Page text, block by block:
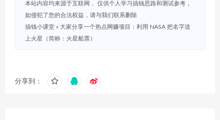
本站内容均来源于互联网， 仅供个人学习搞钱思路和测试参考，
如侵犯了您的合法权益，请与我们联系删除
搞钱小课堂 » 大家分享一个热点网赚项目：利用 NASA 把名字送
上火星（简称：火星船票）
分享到：